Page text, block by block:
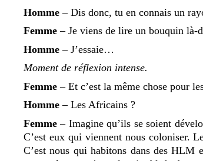
Homme – Dis donc, tu en connais un
Femme – Je viens de lire un bouquin là-
Homme – Jʼessaie…
Moment de réflexion intense.
Femme – Et cʼest la même chose pour
Homme – Les Africains ?
Femme – Imagine quʼils se soient
Cʼest eux qui viennent nous coloniser.
Cʼest nous qui habitons dans des HLM